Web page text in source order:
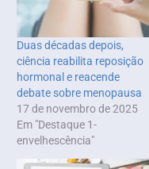
Duas décadas depois,
ciência reabilita reposição
hormonal e reacende
debate sobre menopausa
17 de novembro de 2025
Em "Destaque 1-
envelhescência"